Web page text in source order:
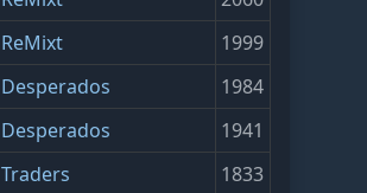
ReMixt
1999
Desperados
1984
Desperados
1941
Traders
1833